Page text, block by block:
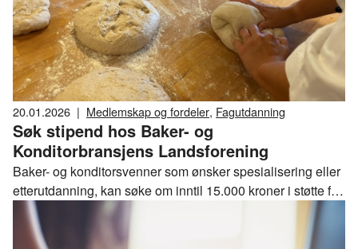
20.01.2026 | Medlemskap og fordeler, Fagutdanning
Søk stipend hos Baker- og
Konditorbransjens Landsforening
Baker- og konditorsvenner som ønsker spesialisering eller
etterutdanning, kan søke om inntil 15.000 kroner i støtte fra
Baker- og Konditorbransjens Landsforening sitt
stipendfond.